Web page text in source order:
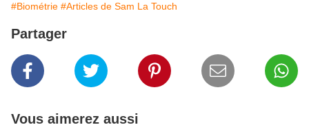
#Biométrie #Articles de Sam La Touch
Partager
Vous aimerez aussi